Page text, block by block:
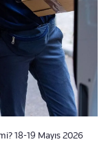
18-19 Mayıs 2026